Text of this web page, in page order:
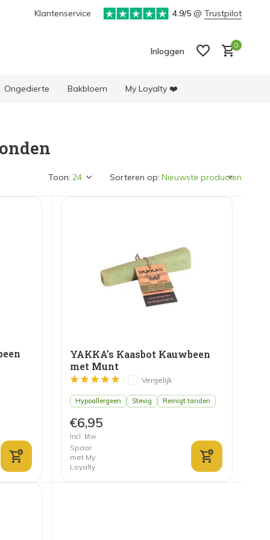
Klantenservice 4.9/5 @ Trustpilot
Inloggen
0
Ongedierte Bakbloem My Loyalty ❤️
Toon: Sorteren op:
YAKKA's Kaasbot Kauwbeen
met Munt
Vergelijk
Hypoallergeen Stevig Reinigt tanden
€6,95
Incl. btw
Spaar
met My
Loyalty